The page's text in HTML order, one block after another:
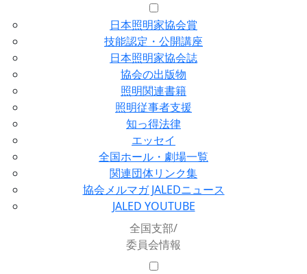
日本照明家協会賞
技能認定・公開講座
日本照明家協会誌
協会の出版物
照明関連書籍
照明従事者支援
知っ得法律
エッセイ
全国ホール・劇場一覧
関連団体リンク集
協会メルマガ JALEDニュース
JALED YOUTUBE
全国支部/
委員会情報